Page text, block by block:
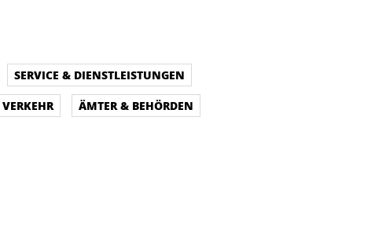
SERVICE & DIENSTLEISTUNGEN
ÄMTER & BEHÖRDEN